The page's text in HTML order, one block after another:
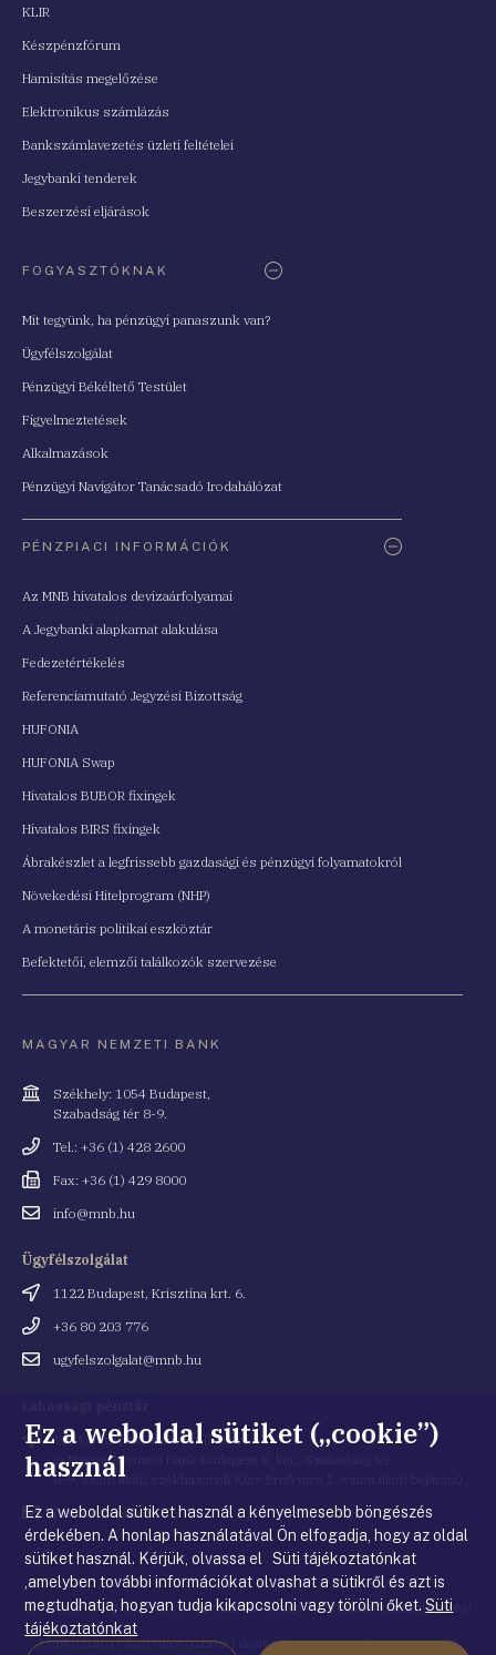
KLIR
Készpénzfórum
Hamisítás megelőzése
Elektronikus számlázás
Bankszámlavezetés üzleti feltételei
Jegybanki tenderek
Beszerzési eljárások
FOGYASZTÓKNAK
Mit tegyünk, ha pénzügyi panaszunk van?
Ügyfélszolgálat
Pénzügyi Békéltető Testület
Figyelmeztetések
Alkalmazások
Pénzügyi Navigátor Tanácsadó Irodahálózat
PÉNZPIACI INFORMÁCIÓK
Az MNB hivatalos devizaárfolyamai
A Jegybanki alapkamat alakulása
Fedezetértékelés
Referenciamutató Jegyzési Bizottság
HUFONIA
HUFONIA Swap
Hivatalos BUBOR fixingek
Hivatalos BIRS fixingek
Ábrakészlet a legfrissebb gazdasági és pénzügyi folyamatokról
Növekedési Hitelprogram (NHP)
A monetáris politikai eszköztár
Befektetői, elemzői találkozók szervezése
MAGYAR NEMZETI BANK
Cím
Székhely: 1054 Budapest,
Szabadság tér 8-9.
Telefonszám
Tel.: +36 (1) 428 2600
Fax
Fax: +36 (1) 429 8000
Emailinfo@mnb.hu
Ügyfélszolgálat
Cím
1122 Budapest, Krisztina krt. 6.
Telefonszám
+36 80 203 776
Emailugyfelszolgalat@mnb.hu
Cím 1054 Budapest, Kiss Ernő utca 1.
(a Magyar Nemzeti Bank Budapest V. ker., Szabadság tér
8-9. szám alatti székházának Kiss Ernő utca 1. szám alatti bejárata)
Email
cím
penztar@mnb.hu
© Magyar Nemzeti Bank |Impresszum|Jogi nyilatkozat|Adatkezelési
tájékoztató|Süti tájékoztató| Gyakorlati tudnivalók a honlappal
Ez a weboldal sütiket („cookie”)
használ
Ez a weboldal sütiket használ a kényelmesebb böngészés
érdekében. A honlap használatával Ön elfogadja, hogy az oldal
sütiket használ. Kérjük, olvassa el Süti tájékoztatónkat
,amelyben további információkat olvashat a sütikről és azt is
megtudhatja, hogyan tudja kikapcsolni vagy törölni őket.Süti
tájékoztatónkat